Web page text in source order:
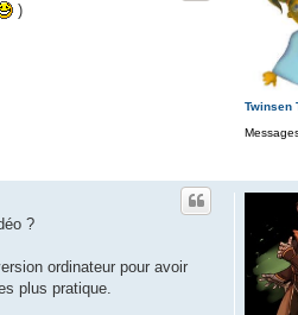
Twinsen
)
?
ordinateur pour avoir
plus pratique.